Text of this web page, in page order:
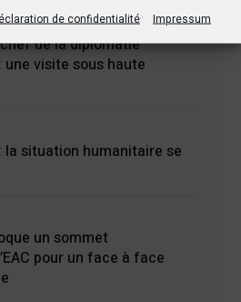
de confidentialité Impressum
de la diplomatie
une visite sous haute
la situation humanitaire se
un sommet
pour un face à face